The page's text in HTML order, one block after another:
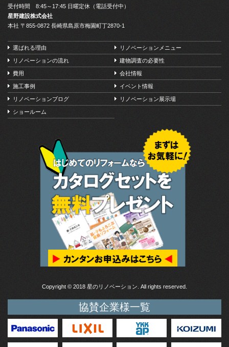
受付時間 8:45～17:45 日曜定休（電話受付中）
星野建設株式会社
本社 〒855-0872 長崎県島原市梅園町丁2870-1
選ばれる理由 リノベーションメニュー
リノベーションの流れ 建物調査の必要性
費用 会社情報
施工事例 イベント情報
リノベーションブログ リノベーション展示場
ショールーム
Copyright © 2018 星のリノベーション. All rights reserved.
協賛企業様一覧